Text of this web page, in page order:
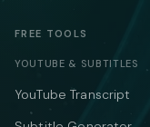
FREE TOOLS
YOUTUBE & SUBTITLES
YouTube Transcript